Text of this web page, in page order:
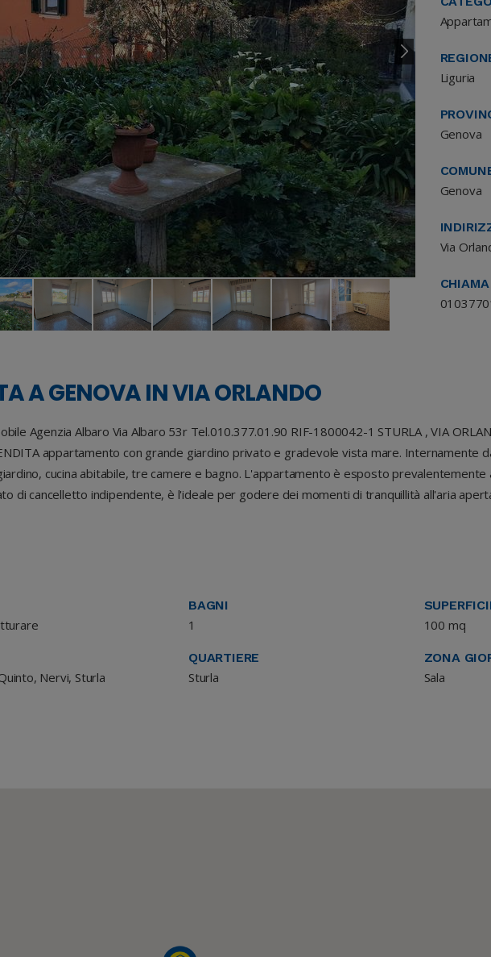
Liguria
Genova
Genova
Via
CHIAMA
A GENOVA IN VIA ORLANDO
Agenzia Albaro Via Albaro 53r Tel.010.377.01.90 RIF-1800042-1 STURLA , VIA
appartamento con grande giardino privato e gradevole vista mare. Internamente
cucina abitabile, tre camere e bagno. L'appartamento è esposto
di cancelletto indipendente, è l'ideale per godere dei momenti di tranquillità all'aria
BAGNI
1 100 mq
Nervi, Sturla
QUARTIERE
Sturla
ZONA
Sala